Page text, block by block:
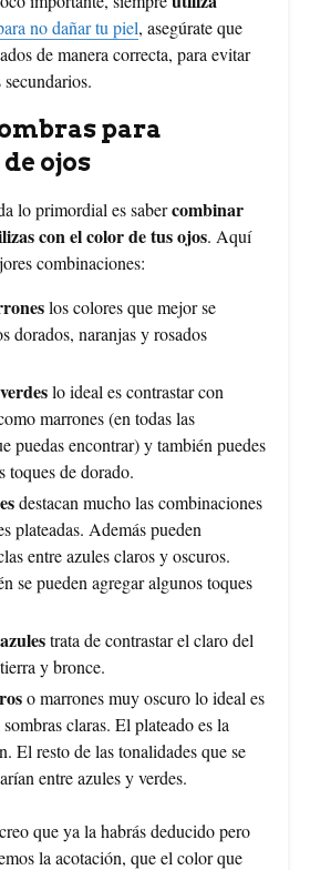
no dañar tu piel, asegúrate que
de manera correcta, para evitar
para
ojos
lo primordial es sabercombinar
con el color de tus ojos. Aquí
combinaciones:
los colores que mejor se
dorados, naranjas y rosados
lo ideal es contrastar con
marrones (en todas las
puedas encontrar) y también puedes
toques de dorado.
destacan mucho las combinaciones
plateadas. Además pueden
entre azules claros y oscuros.
se pueden agregar algunos toques
trata de contrastar el claro del
y bronce.
o marrones muy oscuro lo ideal es
claras. El plateado es la
El resto de las tonalidades que se
entre azules y verdes.
creo que ya la habrás deducido pero
la acotación, que el color que